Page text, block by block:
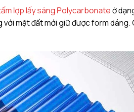
lợp lấy sáng Polycarbonateở
mặt đất mới giữ được form